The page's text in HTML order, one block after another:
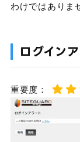
わけではありま
ログイン
重要度：